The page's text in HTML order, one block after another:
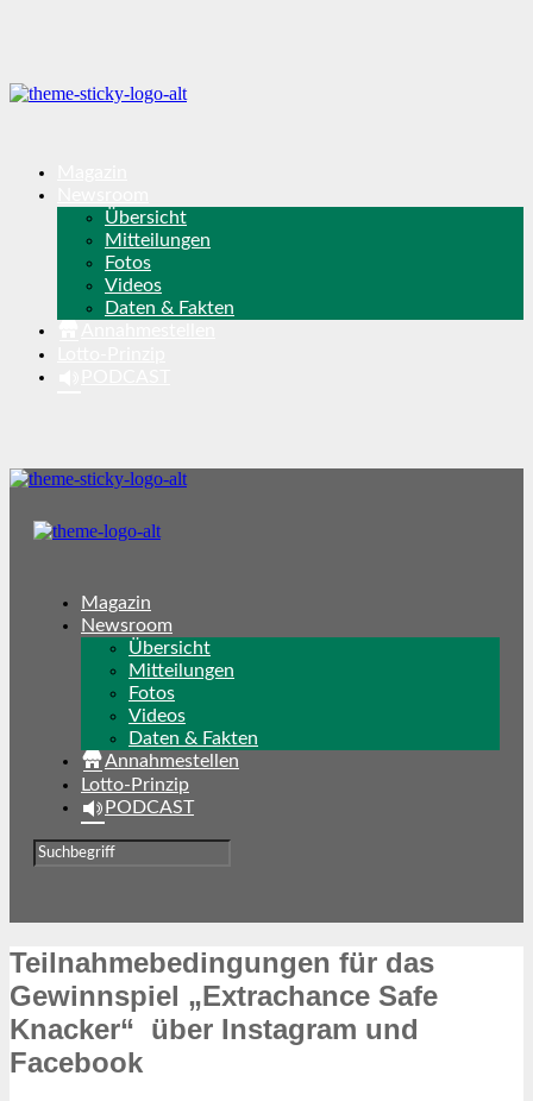
Übersicht
Mitteilungen
Fotos
Videos
Daten & Fakten
Magazin
Newsroom
Übersicht
Mitteilungen
Fotos
Videos
Daten & Fakten
Annahmestellen
Lotto-Prinzip
PODCAST
Teilnahmebedingungen für das
Gewinnspiel „Extrachance Safe
Knacker“ über Instagram und
Facebook